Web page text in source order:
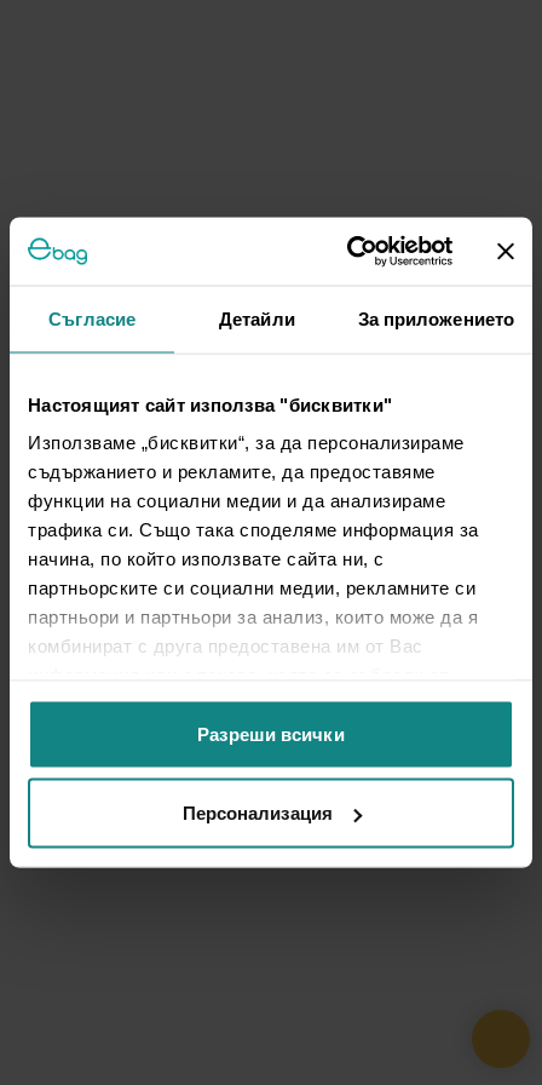
Съгласие Детайли За приложението
Настоящият сайт използва "бисквитки"
Използваме „бисквитки“, за да персонализираме
съдържанието и рекламите, да предоставяме
функции на социални медии и да анализираме
трафика си. Също така споделяме информация за
начина, по който използвате сайта ни, с
партньорските си социални медии, рекламните си
партньори и партньори за анализ, които може да я
комбинират с друга предоставена им от Вас
ползването от Ваша страна на услугите им.
Разреши всички
Персонализация